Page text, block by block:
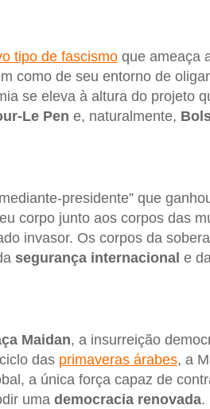
tipo de fascismoque ameaça
como de seu entorno de
se eleva à altura do projeto
Le Pen e, naturalmente,
presidente” que
corpo junto aos corpos das
invasor. Os corpos da
segurança internacional e
Maidan, a insurreição
das primaveras árabes, a
a única força capaz de
uma democracia renovada.